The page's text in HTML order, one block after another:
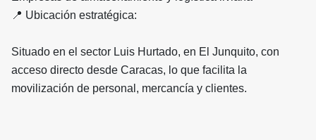
📍 Ubicación estratégica:
Situado en el sector Luis Hurtado, en El Junquito, con
acceso directo desde Caracas, lo que facilita la
movilización de personal, mercancía y clientes.